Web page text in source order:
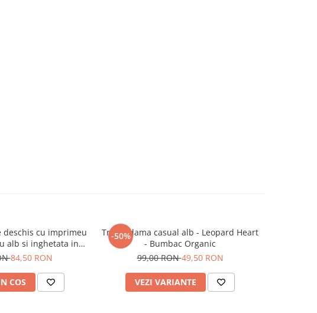
deschis cu imprimeu
alb si inghetata in
84,50 RON
COS
-50%
Tricou dama casual alb - Leopard Heart
- Bumbac Organic
99,00 RON49,50 RON
VEZI VARIANTE